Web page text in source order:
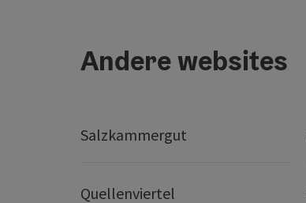
Andere websites
Salzkammergut
Quellenviertel